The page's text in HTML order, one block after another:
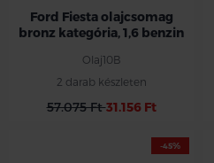
Ford Fiesta olajcsomag
bronz kategória, 1,6 benzin
Olaj10B
2 darab készleten
57.075 Ft31.156 Ft
-45%